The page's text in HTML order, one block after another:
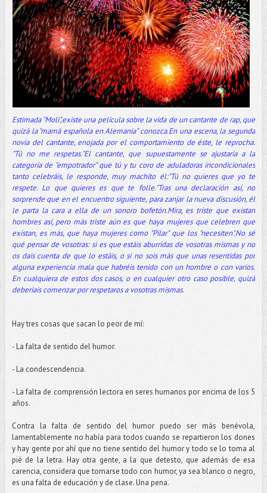
Estimada "Moli",existe una película sobre la vida de un cantante de rap, que
quizá la "mamá española en Alemania" conozca.En una escena, la segunda
novia del cantante, enojada por el comportamiento de éste, le reprocha:
"Tú no me respetas."El cantante, que supuestamente se ajustaría a la
categoría de "empotrador" que tú y tu coro de aduladoras incondicionales
tanto celebráis, le responde, muy machito él:"Tú no quieres que yo te
respete. Lo que quieres es que te folle."Tras una declaración así, no
sorprende que en el encuentro siguiente, para zanjar la nueva discusión, él
le parta la cara a ella de un sonoro bofetón.Mira, es triste que existan
hombres así, pero más triste aún es que haya mujeres que celebren que
existan, es más, que haya mujeres como "Pilar" que los "necesiten".No sé
qué pensar de vosotras: si es que estáis aburridas de vosotras mismas y no
os dais cuenta de que lo estáis, o si no sois más que unas resentidas por
alguna experiencia mala que habréis tenido con un hombre o con varios.
En cualquiera de estos dos casos, o en cualquier otro caso posible, quizá
deberíais comenzar por respetaros a vosotras mismas.
Hay tres cosas que sacan lo peor de mí:
- La falta de sentido del humor.
- La condescendencia.
- La falta de comprensión lectora en seres humanos por encima de los 5
años.
Contra la falta de sentido del humor puedo ser más benévola,
lamentablemente no había para todos cuando se repartieron los dones
y hay gente por ahí que no tiene sentido del humor y todo se lo toma al
pié de la letra. Hay otra gente, a la que detesto, que además de esa
carencia, considera que tomarse todo con humor, ya sea blanco o negro,
es una falta de educación y de clase. Una pena.